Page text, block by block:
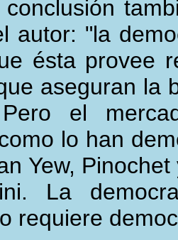
autor: "la
ésta provee
aseguran la
el
lo han
Yew,
La
requiere